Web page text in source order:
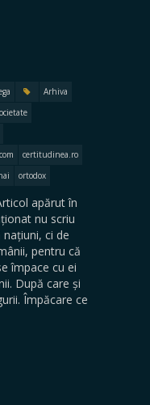
Arhiva
certitudinea.ro
ortodox
apărut în
nu scriu
ci de
pentru că
împace cu ei
După care și
Împăcare ce